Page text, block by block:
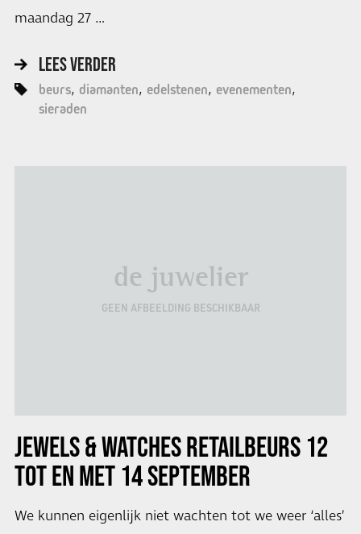
maandag 27 …
LEES VERDER
beurs diamanten edelstenen evenementen
sieraden
de juwelier
GEEN AFBEELDING BESCHIKBAAR
JEWELS & WATCHESRETAILBEURS 12
TOT EN MET 14 SEPTEMBER
We kunnen eigenlijk niet wachten tot we weer ‘alles’